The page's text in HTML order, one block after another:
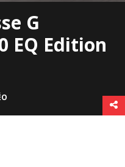
G
EQ Edition